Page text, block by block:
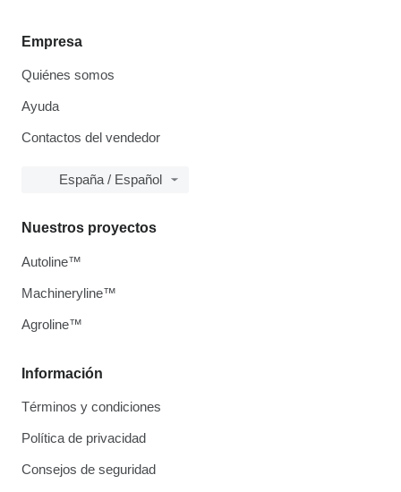
Empresa
Quiénes somos
Ayuda
Contactos del vendedor
España / Español
Información
Términos y condiciones
Política de privacidad
Consejos de seguridad
Nuestros proyectos
Autoline™
Machineryline™
Agroline™